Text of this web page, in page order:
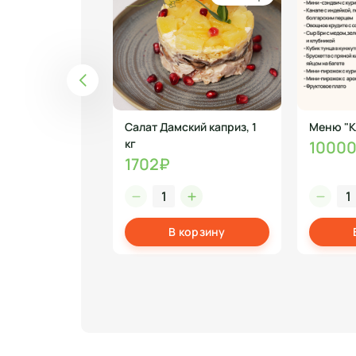
Салат Дамский каприз, 1
кг
1702₽
В корзину
Меню